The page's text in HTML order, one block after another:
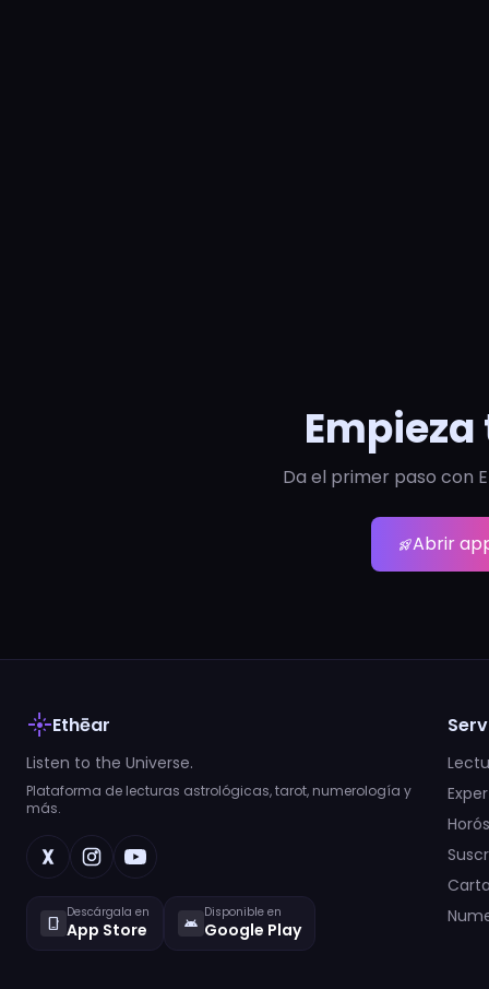
Da el primer paso con
rocket_launchAbrir
flareEthēar
Listen to the Universe.
Plataforma de lecturas astrológicas, tarot, numerología y
más.
phone_iphone
Descárgala en
App Store android
Disponible en
Google Play